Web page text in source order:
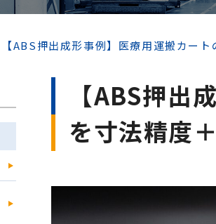
【ABS押出成形事例】医療用運搬カー
【ABS押出
を寸法精度